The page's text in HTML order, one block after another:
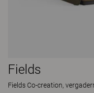
Fields
Fields Co-creation,